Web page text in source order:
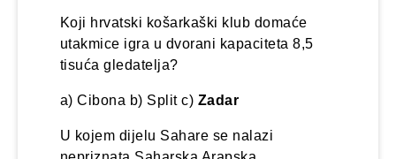
Koji hrvatski košarkaški klub domaće
utakmice igra u dvorani kapaciteta 8,5
tisuća gledatelja?
a) Cibona b) Split c) Zadar
U kojem dijelu Sahare se nalazi